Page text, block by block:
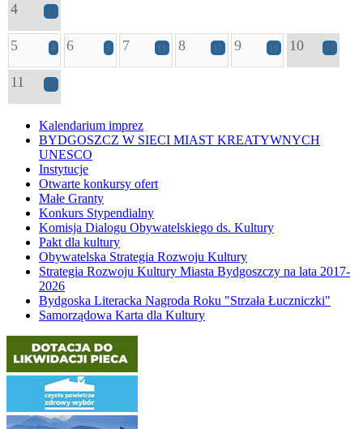
4 13
5 4 6 5 7 11 8 17 9 19 10 33
11 26
Kalendarium imprez
BYDGOSZCZ W SIECI MIAST KREATYWNYCH
UNESCO
Instytucje
Otwarte konkursy ofert
Małe Granty
Konkurs Stypendialny
Komisja Dialogu Obywatelskiego ds. Kultury
Pakt dla kultury
Obywatelska Strategia Rozwoju Kultury
Strategia Rozwoju Kultury Miasta Bydgoszczy na lata 2017-
2026
Bydgoska Literacka Nagroda Roku "Strzała Łuczniczki"
Samorządowa Karta dla Kultury